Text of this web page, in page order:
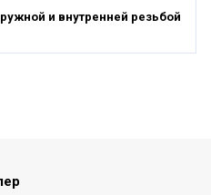
и внутренней резьбой